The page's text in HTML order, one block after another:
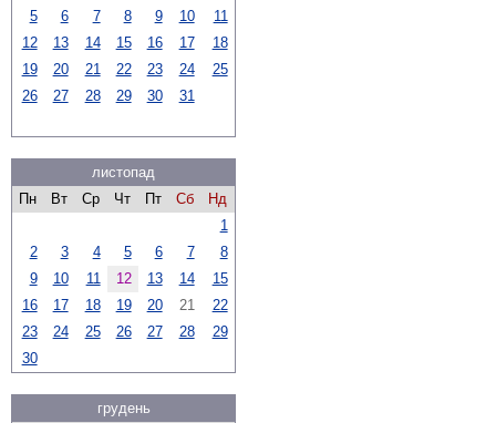
5
6 7 8 9 10
11
12
13 14 15 16 17
18
19
20 21 22 23 24
25
26
27 28 29 30 31
листопад
Пн
Вт Ср Чт Пт Сб
Нд
1
2
3 4 5 6 7
8
9
10 11 12 13 14
15
16
17 18 19 20 21
22
23
24 25 26 27 28
29
30
грудень